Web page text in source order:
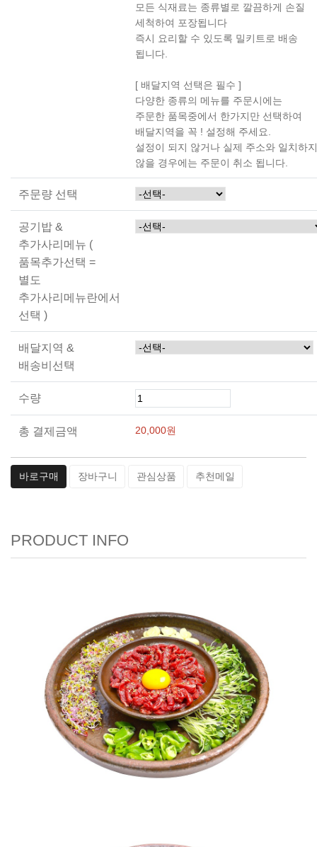
모든 식재료는 종류별로 깔끔하게 손질
세척하여 포장됩니다
즉시 요리할 수 있도록 밀키트로 배송
됩니다.
[ 배달지역 선택은 필수 ]
다양한 종류의 메뉴를 주문시에는
주문한 품목중에서 한가지만 선택하여
배달지역을 꼭 ! 설정해 주세요.
설정이 되지 않거나 실제 주소와 일치하지
않을 경우에는 주문이 취소 됩니다.
주문량 선택
공기밥 &
추가사리메뉴 (
품목추가선택 =
별도
추가사리메뉴란에서
선택 )
배달지역 &
배송비선택
수량
총 결제금액 20,000원
바로구매 장바구니 관심상품 추천메일
PRODUCT INFO